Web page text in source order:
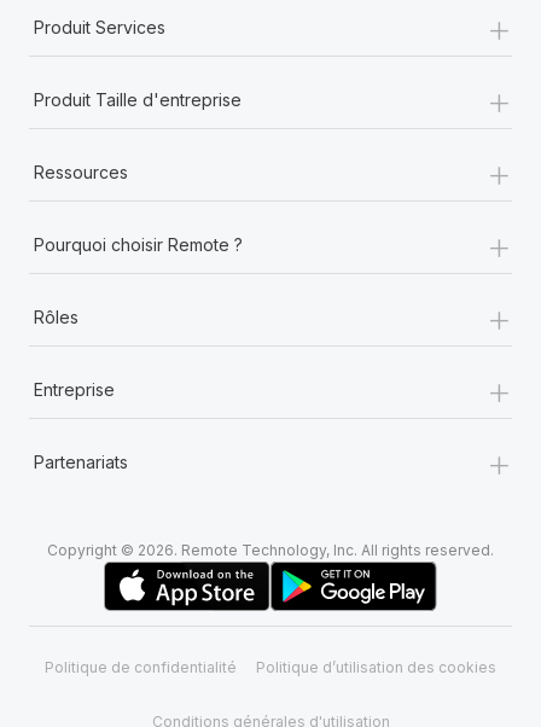
Produit Services +
Produit Taille d'entreprise +
Ressources +
Pourquoi choisir Remote ? +
Rôles +
Entreprise +
Partenariats +
Copyright © 2026. Remote Technology, Inc. All rights reserved.
Politique de confidentialité Politique d’utilisation des cookies
Conditions générales d'utilisation